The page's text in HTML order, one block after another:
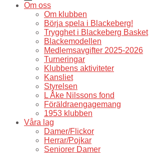
Om oss
Om klubben
Börja spela i Blackeberg!
Trygghet i Blackeberg Basket
Blackemodellen
Medlemsavgifter 2025-2026
Turneringar
Klubbens aktiviteter
Kansliet
Styrelsen
L Åke Nilssons fond
Föräldraengagemang
1953 klubben
Våra lag
Damer/Flickor
Herrar/Pojkar
Seniorer Damer